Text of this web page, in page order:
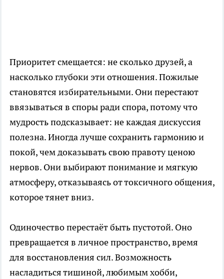
Приоритет смещается: не сколько друзей, а
насколько глубоки эти отношения. Пожилые
становятся избирательными. Они перестают
ввязываться в споры ради спора, потому что
мудрость подсказывает: не каждая дискуссия
полезна. Иногда лучше сохранить гармонию и
покой, чем доказывать свою правоту ценою
нервов. Они выбирают понимание и мягкую
атмосферу, отказываясь от токсичного общения,
которое тянет вниз.
Одиночество перестаёт быть пустотой. Оно
превращается в личное пространство, время
для восстановления сил. Возможность
насладиться тишиной, любимым хобби,